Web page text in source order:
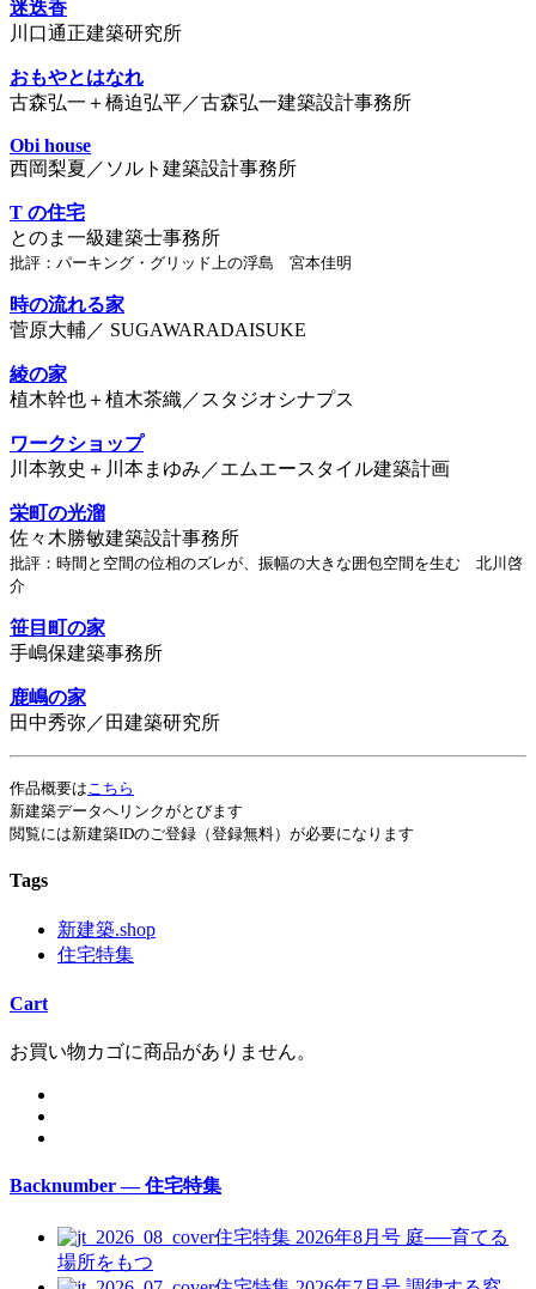
迷迭香
川口通正建築研究所
おもやとはなれ
古森弘一＋橋迫弘平／古森弘一建築設計事務所
Obi house
西岡梨夏／ソルト建築設計事務所
T の住宅
とのま一級建築士事務所
批評：パーキング・グリッド上の浮島 宮本佳明
時の流れる家
菅原大輔／ SUGAWARADAISUKE
綾の家
植木幹也＋植木茶織／スタジオシナプス
ワークショップ
川本敦史＋川本まゆみ／エムエースタイル建築計画
栄町の光溜
佐々木勝敏建築設計事務所
批評：時間と空間の位相のズレが、振幅の大きな囲包空間を生む 北川啓
介
笹目町の家
手嶋保建築事務所
鹿嶋の家
田中秀弥／田建築研究所
作品概要はこちら
新建築データへリンクがとびます
閲覧には新建築IDのご登録（登録無料）が必要になります
Tags
新建築.shop
住宅特集
Cart
お買い物カゴに商品がありません。
Backnumber — 住宅特集
住宅特集 2026年8月号 庭──育てる
場所をもつ